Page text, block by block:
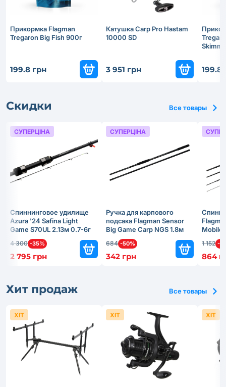
Прикормка Flagman
Tregaron Big Fish 900г
199.8 грн
Катушка Carp Pro Hastam
10000 SD
3 951 грн 199.8
Скидки Все товары
Спиннинговое удилище
Azura '24 Safina Light
Game S70UL 2.13м 0.7-6г
4 300 -35%
2 795 грн
СУПЕРЦІНА
Ручка для карпового
подсака Flagman Sensor
Big Game Carp NGS 1.8м
684 -50%
342 грн
СУПЕРЦІНА
Mobile
1 152 -
864
Хит продаж Все товары
ХІТ ХІТ ХІТ